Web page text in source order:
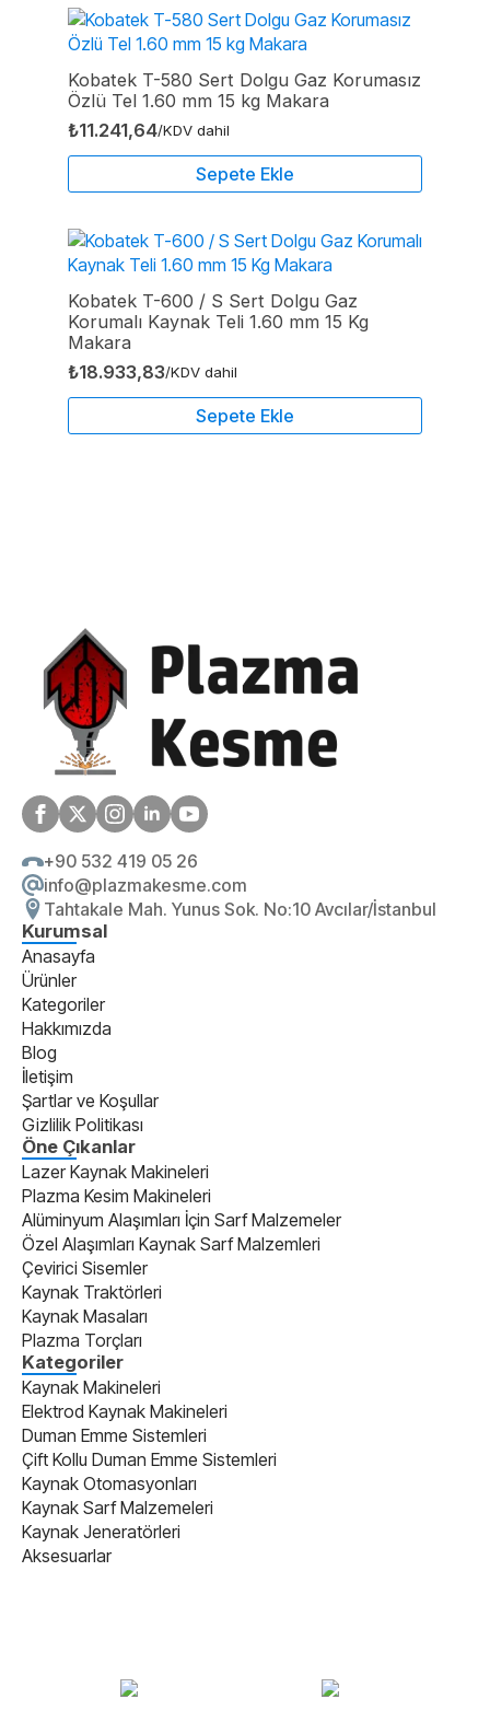
Kobatek T-580 Sert Dolgu Gaz Korumasız
Özlü Tel 1.60 mm 15 kg Makara
₺11.241,64/KDV dahil
Sepete Ekle
Kobatek T-600 / S Sert Dolgu Gaz
Korumalı Kaynak Teli 1.60 mm 15 Kg
Makara
₺18.933,83/KDV dahil
Sepete Ekle
+90 532 419 05 26
info@plazmakesme.com
Tahtakale Mah. Yunus Sok. No:10 Avcılar/İstanbul
Kurumsal
Anasayfa
Ürünler
Kategoriler
Hakkımızda
Blog
İletişim
Şartlar ve Koşullar
Gizlilik Politikası
Öne Çıkanlar
Lazer Kaynak Makineleri
Plazma Kesim Makineleri
Alüminyum Alaşımları İçin Sarf Malzemeler
Özel Alaşımları Kaynak Sarf Malzemleri
Çevirici Sisemler
Kaynak Traktörleri
Kaynak Masaları
Plazma Torçları
Kategoriler
Kaynak Makineleri
Elektrod Kaynak Makineleri
Duman Emme Sistemleri
Çift Kollu Duman Emme Sistemleri
Kaynak Otomasyonları
Kaynak Sarf Malzemeleri
Kaynak Jeneratörleri
Aksesuarlar